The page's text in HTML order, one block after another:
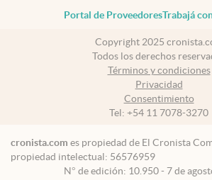
Portal de ProveedoresTrabajá
Copyright 2025
Todos los derechos
Términos y condiciones
Privacidad
Consentimiento
Tel: +54 11 7078-3270
cronista.com es propiedad de El Cronista
propiedad intelectual: 56576959
N° de edición: 10.950 - 7 de